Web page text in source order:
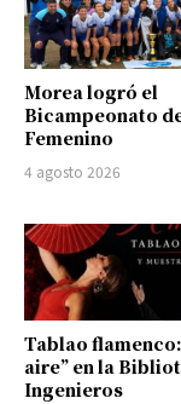
Morea logró el
Bicampeonato
Femenino
4 agosto 2026
Tablao flamenco:
aire” en la
Ingenieros